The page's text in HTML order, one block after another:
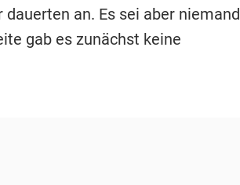
an. Es sei aber niemand
gab es zunächst keine